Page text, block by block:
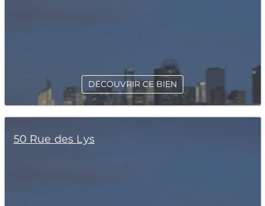
DÉCOUVRIR CE BIEN
50 Rue des Lys